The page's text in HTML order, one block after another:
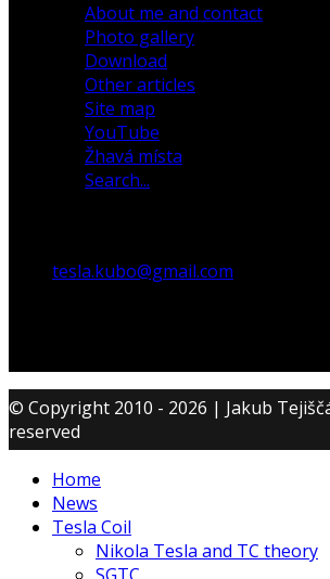
About me and contact
Photo gallery
Download
Other articles
Site map
YouTube
Žhavá místa
Search...
tesla.kubo@gmail.com
© Copyright 2010 - 2026 | Jakub
reserved
Home
News
Tesla Coil
Nikola Tesla and TC theory